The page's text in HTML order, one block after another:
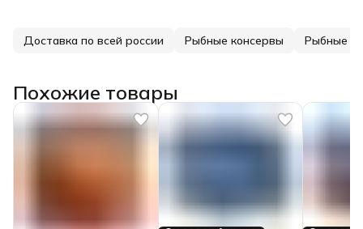
Доставка по всей россии Рыбные консервы Рыбные
Похожие товары